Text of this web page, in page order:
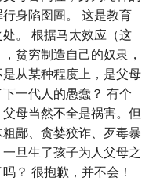
身陷囹圄。 这是教育
。 根据马太效应（这
贫穷制造自己的奴隶，
从某种程度上，是父母
一代人的愚蠢？ 有个
母当然不全是祸害。但
鄙、贪婪狡诈、歹毒暴
旦生了孩子为人父母之
？ 很抱歉，并不会！